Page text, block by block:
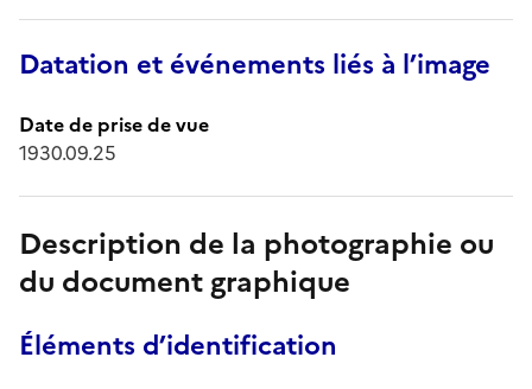
Datation et événements liés à l’image
Date de prise de vue
1930.09.25
Description de la photographie ou
du document graphique
Éléments d’identification